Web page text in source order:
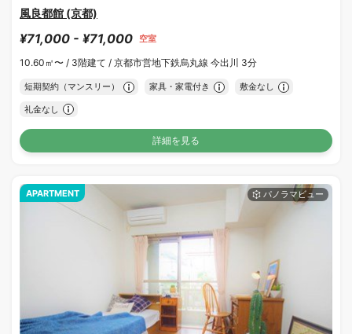
風良都館 (京都)
¥71,000 - ¥71,000 空室
10.60㎡〜 / 3階建て / 京都市営地下鉄烏丸線 今出川 3分
短期契約（マンスリー） 家具・家電付き 敷金なし
礼金なし
詳細を見る
APARTMENT